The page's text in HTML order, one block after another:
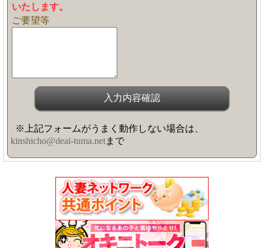
いたします。
ご要望等
※上記フォームがうまく動作しない場合は、
kinshicho@deai-tuma.netまで